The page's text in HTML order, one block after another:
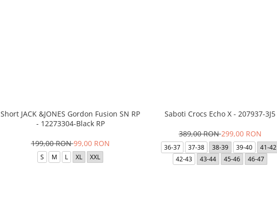
Short JACK &JONES Gordon Fusion SN RP
- 12273304-Black RP
199,00 RON99,00 RON
S M L XL XXL
Saboti Crocs Echo X - 207937-3J5
389,00 RON299,00 RON
36-37 37-38 38-39 39-40
41-42
42-43
43-44 45-46 46-47